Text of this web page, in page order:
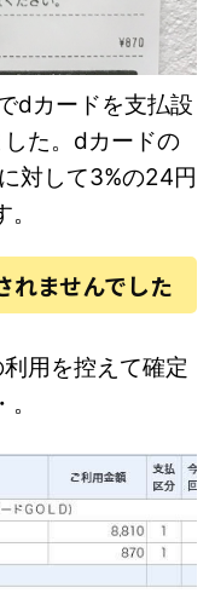
dカードを支払設
た。dカードの
対して3%の24円
れませんでした
用を控えて確定